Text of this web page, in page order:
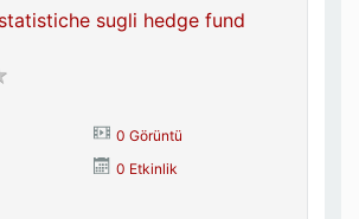
sugli hedge fund
0 Görüntü
0 Etkinlik